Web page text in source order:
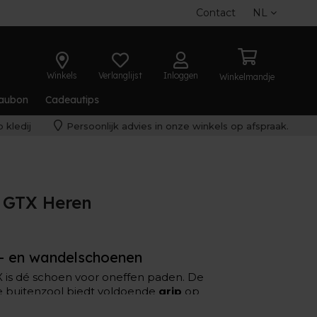
Contact NL
Winkels Verlanglijst Inloggen Winkelmandje
Cadeautips
kledij Persoonlijk advies in onze winkels op afspraak.
Heren
wandelschoenen
is dé schoen voor oneffen paden. De
buitenzool biedt voldoende grip op
de FF BLAST MAX een aangename